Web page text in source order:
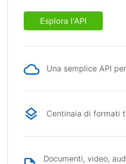
Esplora l'API
Una semplice API
Centinaia di formati
Documenti, video,